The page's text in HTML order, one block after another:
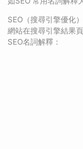
SEO（搜尋引擎優化
網站在搜尋引擎結果
SEO名詞解釋：